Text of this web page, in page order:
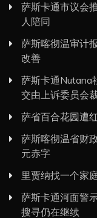
萨斯卡通市议会
人陪同
萨斯喀彻温审计
改善
萨斯卡通Nutana
交由上诉委员会
萨省百合花园遭
萨斯喀彻温省财
元赤字
里贾纳找一个家
萨斯卡通河面警
搜寻仍在继续